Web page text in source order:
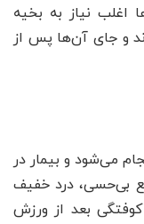
اغلب نیاز به بخیه
و جای آن‌ها پس از
می‌شود و بیمار در
بی‌حسی، درد خفیف
بعد از ورزش